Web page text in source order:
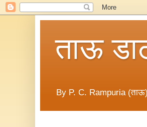
ताऊ
By P. C. Rampuria (ताऊ)